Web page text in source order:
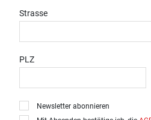
Strasse
PLZ
Newsletter abonnieren